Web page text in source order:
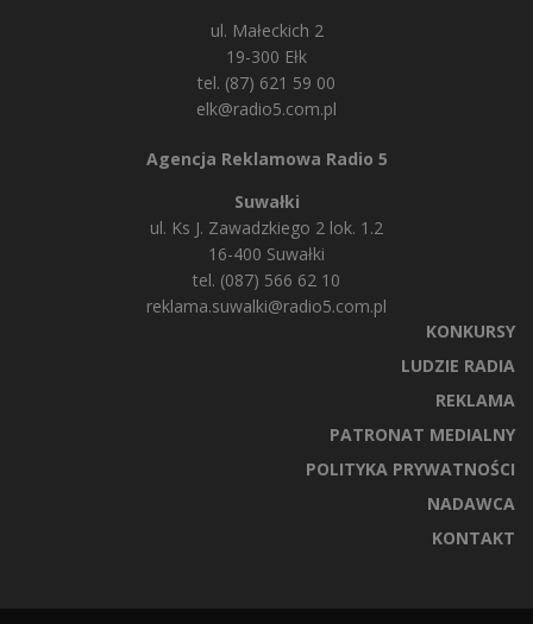
ul. Małeckich 2
19-300 Ełk
tel. (87) 621 59 00
elk@radio5.com.pl
Agencja Reklamowa Radio 5
Suwałki
ul. Ks J. Zawadzkiego 2 lok. 1.2
16-400 Suwałki
tel. (087) 566 62 10
reklama.suwalki@radio5.com.pl
KONKURSY
LUDZIE RADIA
REKLAMA
PATRONAT MEDIALNY
POLITYKA PRYWATNOŚCI
NADAWCA
KONTAKT